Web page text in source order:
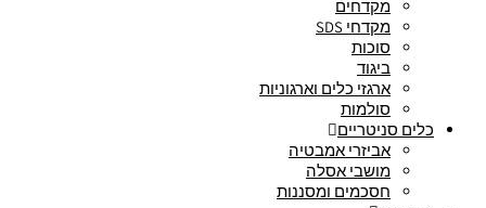
מקדחים
מקדחי SDS
סוכות
ביגוד
ארגזי כלים וארגוניות
סולמות
כלים סניטריים
אביזרי אמבטיה
מושבי אסלה
חסכמים ומסננות